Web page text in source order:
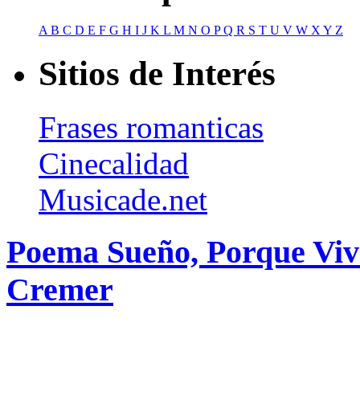
A B C D E F G H I J K L M N O PQ R S T U V W X Y Z
Sitios de Interés
Frases romanticas
Cinecalidad
Musicade.net
Poema Sueño, Porque
Cremer